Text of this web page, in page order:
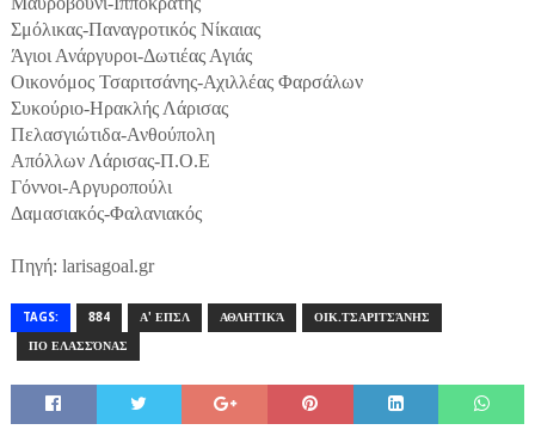
Σμόλικας-Παναγροτικός Νίκαιας
Άγιοι Ανάργυροι-Δωτιέας Αγιάς
Οικονόμος Τσαριτσάνης-Αχιλλέας Φαρσάλων
Συκούριο-Ηρακλής Λάρισας
Πελασγιώτιδα-Ανθούπολη
Απόλλων Λάρισας-Π.Ο.Ε
Γόννοι-Αργυροπούλι
Δαμασιακός-Φαλανιακός
Πηγή: larisagoal.gr
TAGS: 884 Α' ΕΠΣΛ ΑΘΛΗΤΙΚΆ ΟΙΚ.ΤΣΑΡΙΤΣΆΝΗΣ
ΠΟ ΕΛΑΣΣΌΝΑΣ